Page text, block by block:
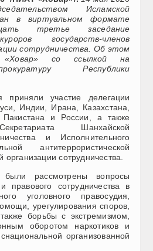
Исламской
в виртуальном формате
третье заседание
государств-членов
сотрудничества. Об этом
со ссылкой на
Республики
приняли участие делегации
Индии, Ирана, Казахстана,
Пакистана и России, а также
Шанхайской
и Исполнительного
антитеррористической
сотрудничества.
рассмотрены вопросы
правового сотрудничества в
уголовного правосудия,
урегулирования споров,
борьбы с экстремизмом,
оборотом наркотиков и
организованной